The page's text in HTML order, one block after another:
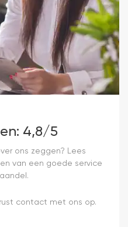
4,8/5
ons zeggen? Lees
van een goede service
contact met ons op.